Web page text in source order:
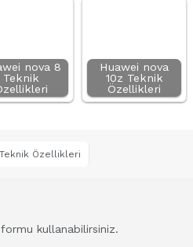
nova 8
Teknik
Huawei nova
10z Teknik
Özellikleri
Özellikleri
formu kullanabilirsiniz.